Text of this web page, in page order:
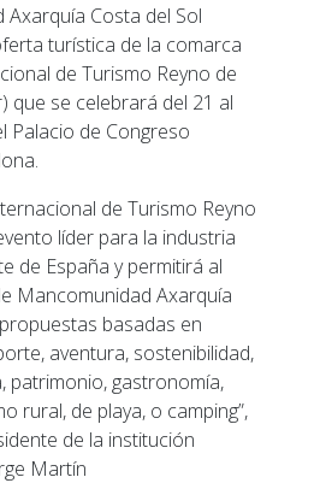
Costa del Sol
turística de la comarca
de Turismo Reyno de
que se celebrará del 21 al
Palacio de Congreso
de Turismo Reyno
líder para la industria
de España y permitirá al
Mancomunidad Axarquía
basadas en
aventura, sostenibilidad,
patrimonio, gastronomía,
rural, de playa, o camping”,
de la institución
Martín